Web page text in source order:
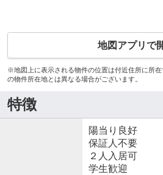
地図アプリで
※地図上に表示される物件の位置は付近住所に所
の物件所在地とは異なる場合がございます。
特徴
陽当り良好
保証人不要
２人入居可
学生歓迎